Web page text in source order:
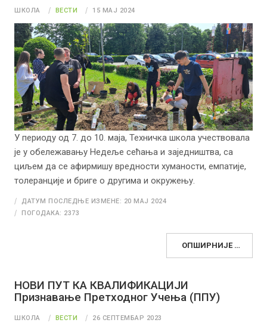
ШКОЛА ВЕСТИ 15 МАЈ 2024
У периоду од 7. до 10. маја, Техничка школа учествовала
је у обележавању Недеље сећања и заједништва, са
циљем да се афирмишу вредности хуманости, емпатије,
толеранције и бриге о другима и окружењу.
ДАТУМ ПОСЛЕДЊЕ ИЗМЕНЕ: 20 МАЈ 2024
ПОГОДАКА: 2373
ОПШИРНИЈЕ …
НОВИ ПУТ КА КВАЛИФИКАЦИЈИ
Признавање Претходног Учења (ППУ)
ШКОЛА ВЕСТИ 26 СЕПТЕМБАР 2023